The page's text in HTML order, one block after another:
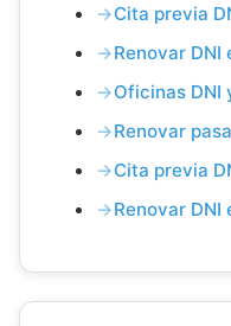
Cita previa
Renovar DNI
Oficinas DNI
Renovar
Cita previa
Renovar DNI